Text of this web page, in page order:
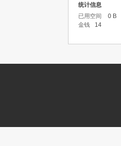
统计信息
已用空间
0 B
金钱
14